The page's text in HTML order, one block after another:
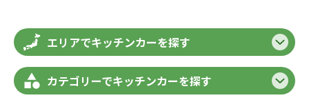
エリアでキッチンカーを探す
カテゴリーでキッチンカーを探す